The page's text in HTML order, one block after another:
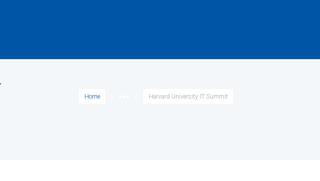
Home Harvard University IT Summit